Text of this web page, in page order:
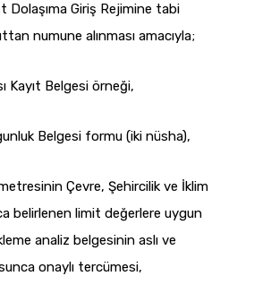
Dolaşıma Giriş Rejimine tabi
numune alınması amacıyla;
Kayıt Belgesi örneği,
Belgesi formu (iki nüsha),
Çevre, Şehircilik ve İklim
belirlenen limit değerlere uygun
analiz belgesinin aslı ve
onaylı tercümesi,